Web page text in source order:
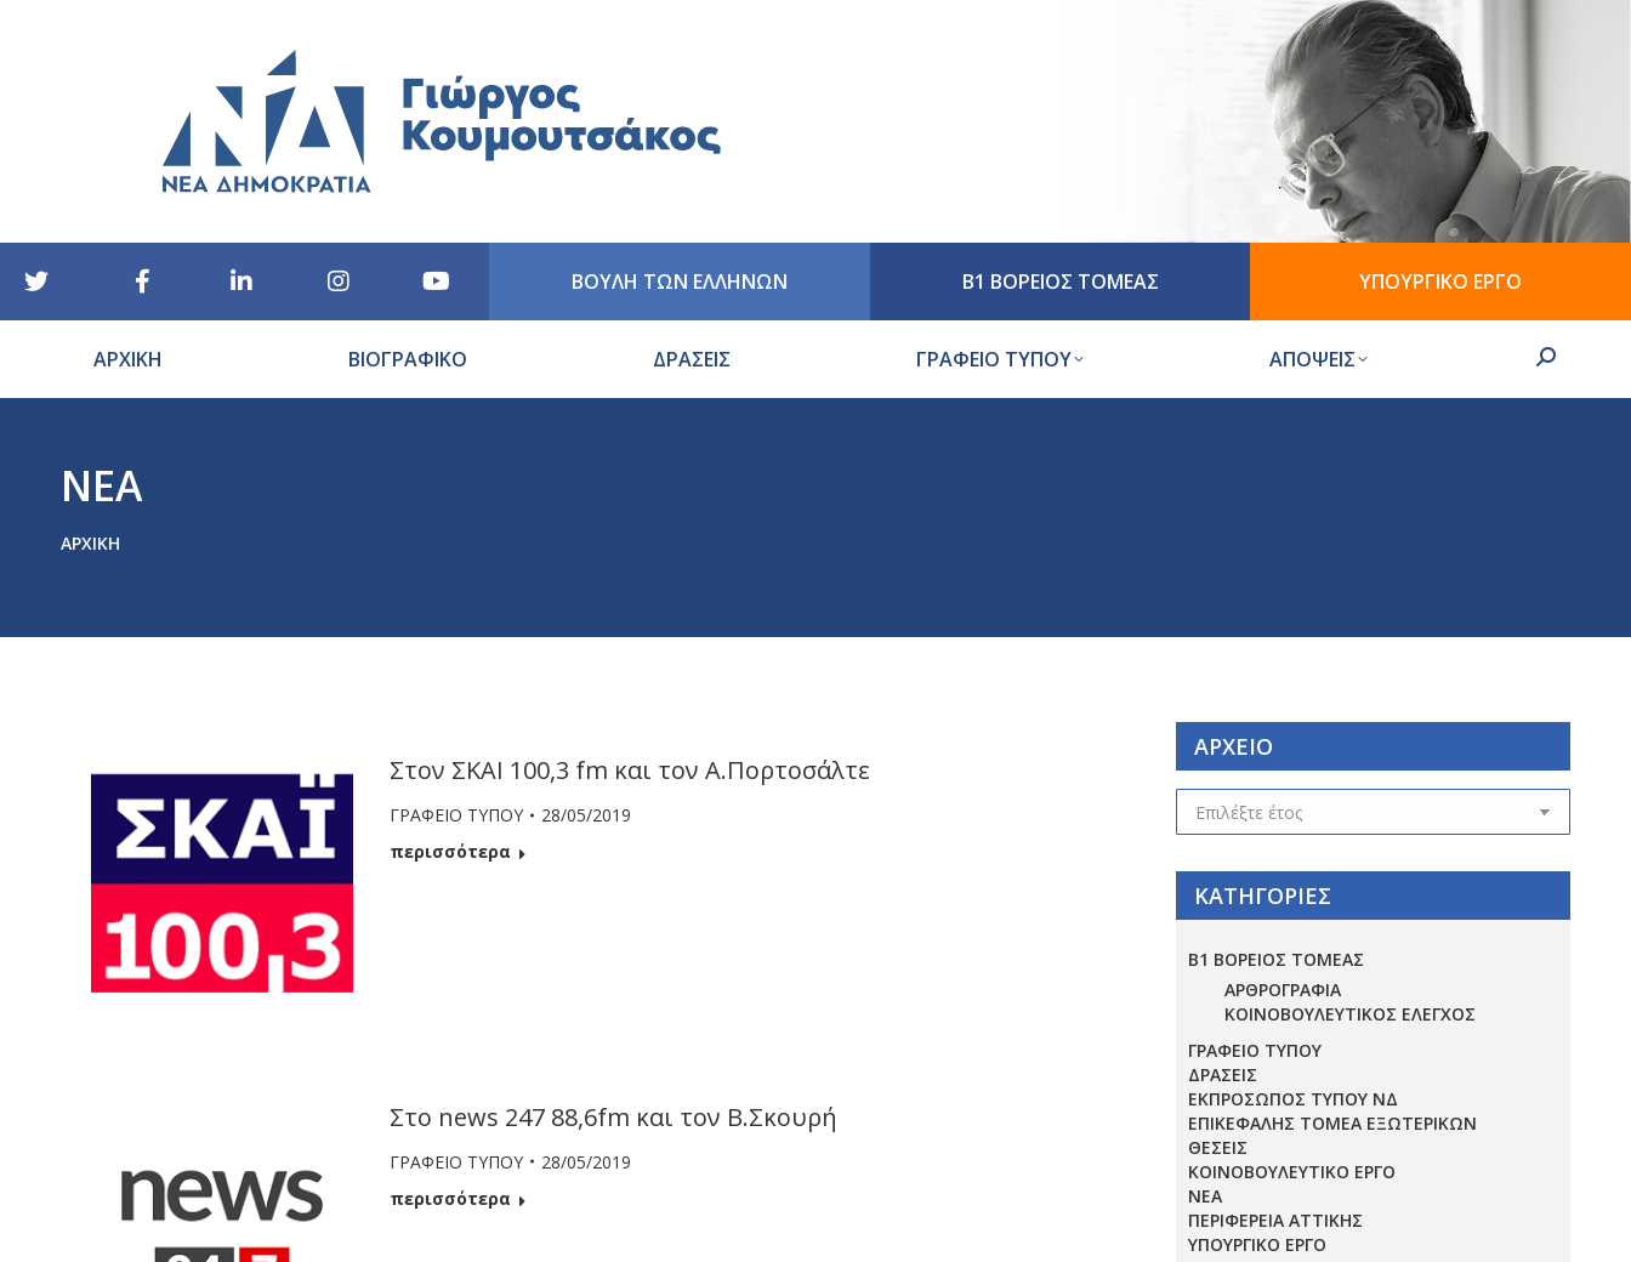
ΒΟΥΛΗ ΤΩΝ ΕΛΛΗΝΩΝ Β1 ΒΟΡΕΙΟΣ ΤΟΜΕΑΣ ΥΠΟΥΡΓΙΚΟ ΕΡΓΟ
ΑΡΧΙΚΗ ΒΙΟΓΡΑΦΙΚΟ ΔΡΑΣΕΙΣ ΓΡΑΦΕΙΟ ΤΥΠΟΥ ΑΠΟΨΕΙΣ Search:
ΝΕΑ
ΑΡΧΙΚΉ
Στον ΣΚΑΙ 100,3 fm και τον Α.Πορτοσάλτε
ΓΡΑΦΕΙΟ ΤΥΠΟΥ
28/05/2019
περισσότερα
Στο news 247 88,6fm και τον Β.Σκουρή
ΓΡΑΦΕΙΟ ΤΥΠΟΥ
28/05/2019
περισσότερα
ΑΡΧΕΙΟ
ΑΡΧΕΙΟ
ΚΑΤΗΓΟΡΙΕΣ
Β1 ΒΟΡΕΙΟΣ ΤΟΜΕΑΣ
ΑΡΘΡΟΓΡΑΦΙΑ
ΚΟΙΝΟΒΟΥΛΕΥΤΙΚΟΣ ΕΛΕΓΧΟΣ
ΓΡΑΦΕΙΟ ΤΥΠΟΥ
ΔΡΑΣΕΙΣ
ΕΚΠΡΟΣΩΠΟΣ ΤΥΠΟΥ ΝΔ
ΕΠΙΚΕΦΑΛΗΣ ΤΟΜΕΑ ΕΞΩΤΕΡΙΚΩΝ
ΘΕΣΕΙΣ
ΚΟΙΝΟΒΟΥΛΕΥΤΙΚΟ ΕΡΓΟ
ΝΕΑ
ΠΕΡΙΦΕΡΕΙΑ ΑΤΤΙΚΗΣ
ΥΠΟΥΡΓΙΚΟ ΕΡΓΟ